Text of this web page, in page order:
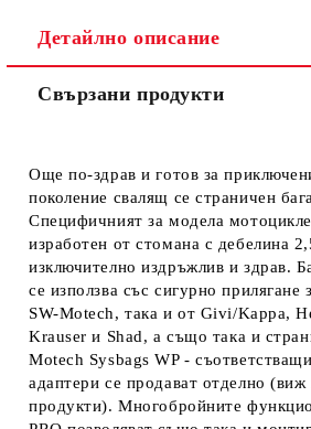
Съгласен съм с
Ние ще се свържем с вас в рамките на
Детайлно описание
Свързани продукти
Още по-здрав и готов за
поколение свалящ се страничен
Специфичният за модела
изработен от стомана с дебелина
изключително издръжлив и здрав.
се използва със сигурно прилягане
SW-Motech, така и от Givi/Kappa,
Krauser и Shad, а също така и
Motech Sysbags WP -
адаптери се продават отделно (виж
продукти). Многобройните